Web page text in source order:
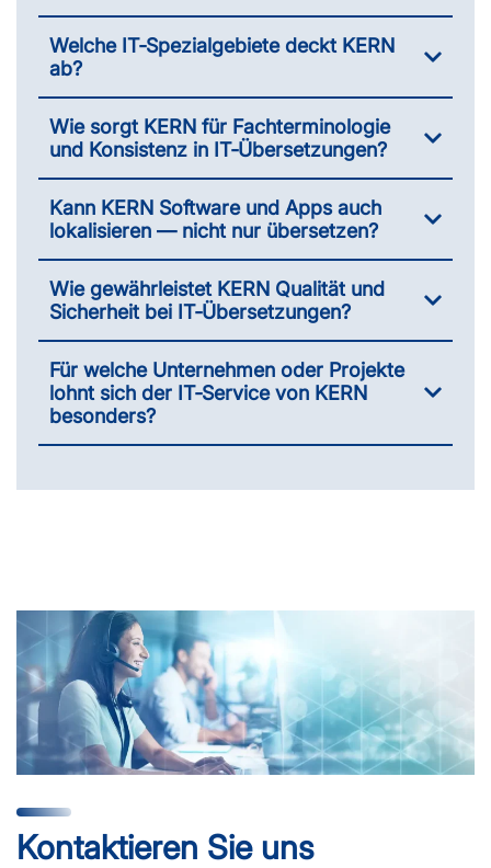
Welche IT‑Spezialgebiete deckt KERN
ab?
Wie sorgt KERN für Fachterminologie
und Konsistenz in IT‑Übersetzungen?
Kann KERN Software und Apps auch
lokalisieren — nicht nur übersetzen?
Wie gewährleistet KERN Qualität und
Sicherheit bei IT‑Übersetzungen?
Für welche Unternehmen oder Projekte
lohnt sich der IT‑Service von KERN
besonders?
Kontaktieren Sie uns